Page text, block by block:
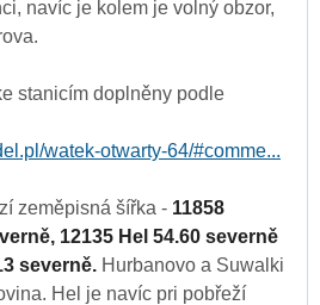
navíc je kolem je volný obzor,
stanicím doplněny podle
watek-otwarty-64/#comme...
zeměpisná šířka - 11858
12135 Hel 54.60 severně
severně. Hurbanovo a Suwalki
Hel je navíc pri pobřeží